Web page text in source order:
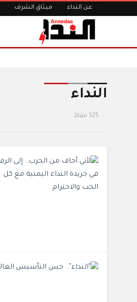
عن النداء ميثاق الشرف
النداء
325 مقالاً